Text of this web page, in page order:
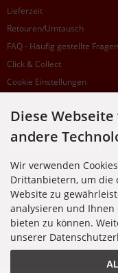
Lieferzeit
Retouren/Umtausch
FAQ - Häufig gestellte Fragen
Click & Collect
Cookie Einstellungen
SUPPORTHOTLINE
Zu laufenden Aufträgen
Montag, Dienstag,
Mittwoch: 10:00 - 18:00 Uhr
* Kosten: normaler Ortstarif DE,
Ausland fallen die jeweils
können abweichen.
Diese
andere
Wir verwenden
Drittanbietern, um die
Website zu
analysieren und Ihnen
bieten zu können.
unserer